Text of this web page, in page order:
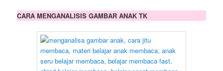
CARA MENGANALISIS GAMBAR ANAK TK